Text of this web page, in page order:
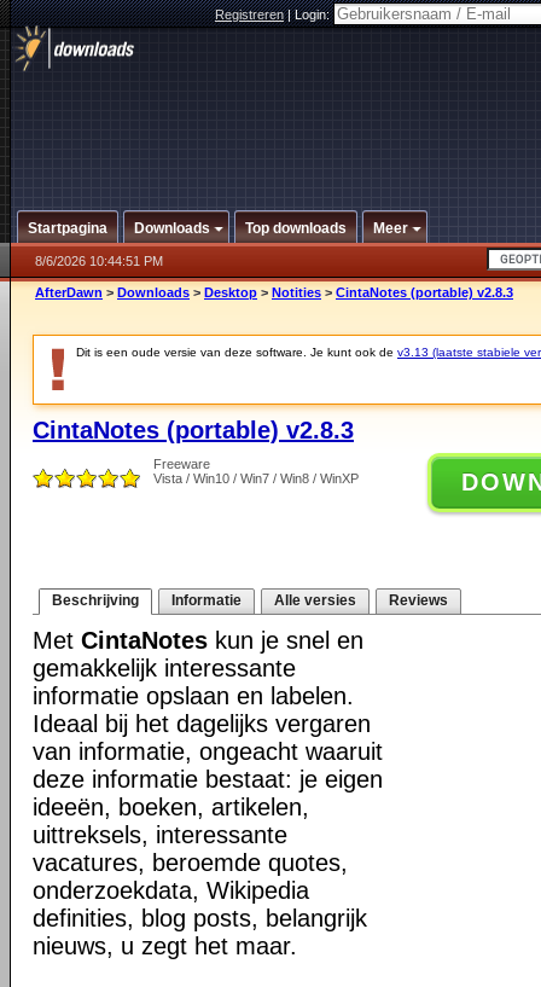
Registreren|Login:
Startpagina Downloads Top downloads Meer
8/6/2026 10:44:51 PM
AfterDawn > Downloads > Desktop > Notities > CintaNotes (portable) v2.8.3
Dit is een oude versie van deze software. Je kunt ook de v3.13 (laatste stabiele
CintaNotes (portable) v2.8.3
Freeware
Vista / Win10 / Win7 / Win8 / WinXP
Beschrijving Informatie Alle versies Reviews
Met CintaNotes kun je snel en
gemakkelijk interessante
informatie opslaan en labelen.
Ideaal bij het dagelijks vergaren
van informatie, ongeacht waaruit
deze informatie bestaat: je eigen
ideeën, boeken, artikelen,
uittreksels, interessante
vacatures, beroemde quotes,
onderzoekdata, Wikipedia
definities, blog posts, belangrijk
nieuws, u zegt het maar.